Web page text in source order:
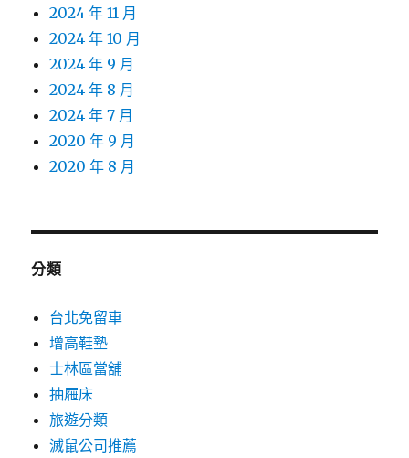
2024 年 11 月
2024 年 10 月
2024 年 9 月
2024 年 8 月
2024 年 7 月
2020 年 9 月
2020 年 8 月
分類
台北免留車
增高鞋墊
士林區當舖
抽屜床
旅遊分類
滅鼠公司推薦